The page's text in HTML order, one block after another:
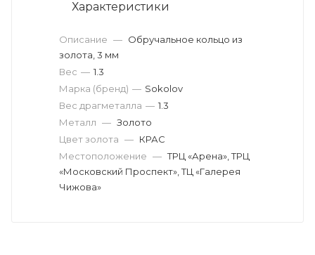
Характеристики
Описание — Обручальное кольцо из
золота, 3 мм
Вес драгметалла — 1.3
Марка (бренд) — Sokolov
Вес — 1.3
Металл — Золото
Цвет золота — КРАС
Местоположение — ТРЦ «Арена», ТРЦ
«Московский Проспект», ТЦ «Галерея
Чижова»